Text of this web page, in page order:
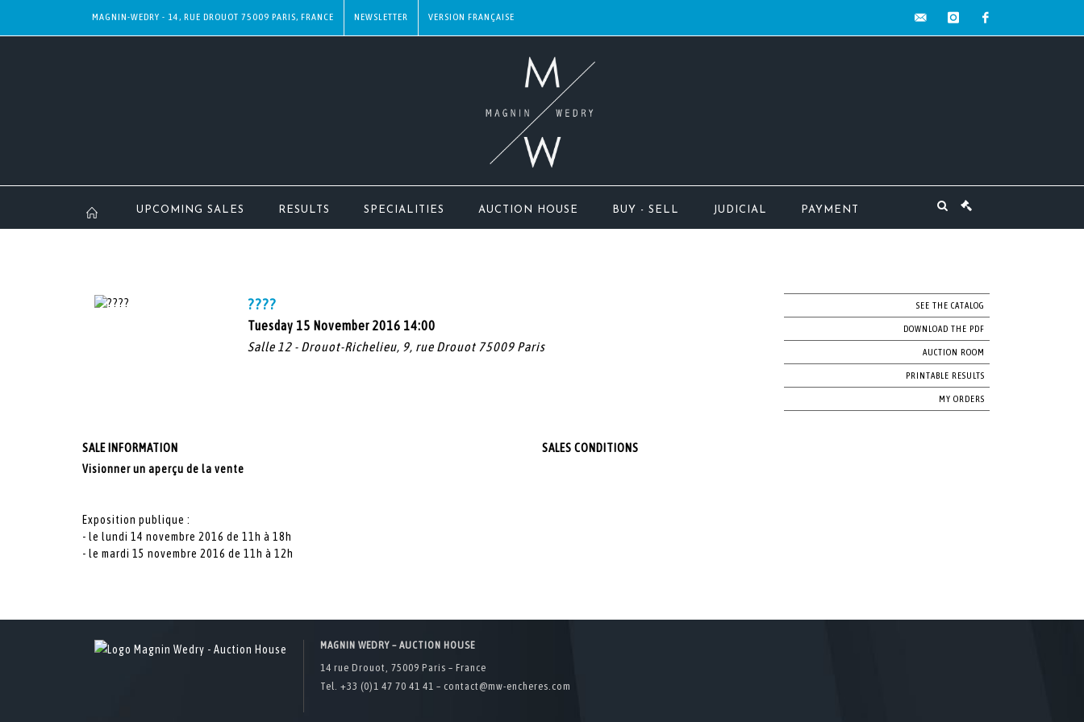
MAGNIN-WEDRY - 14, RUE DROUOT 75009 PARIS, FRANCE NEWSLETTER
UPCOMING SALES RESULTS SPECIALITIES AUCTION HOUSE BUY - SELL JUDICIAL PAYMENT
????
Tuesday 15 November 2016 14:00
Salle 12 - Drouot-Richelieu, 9, rue Drouot 75009 Paris
SEE THE CATALOG
DOWNLOAD THE PDF
AUCTION ROOM
PRINTABLE RESULTS
MY ORDERS
SALE INFORMATION
Visionner un aperçu de la vente
Exposition publique :
- le lundi 14 novembre 2016 de 11h à 18h
- le mardi 15 novembre 2016 de 11h à 12h
SALES CONDITIONS
MAGNIN WEDRY – AUCTION HOUSE
14 rue Drouot, 75009 Paris – France
Tel. +33 (0)1 47 70 41 41 – contact@mw-encheres.com